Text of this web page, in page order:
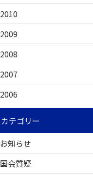
2010
2009
2008
2007
2006
カテゴリー
お知らせ
国会質疑